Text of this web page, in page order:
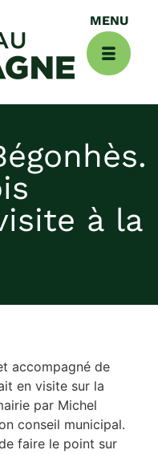
à la
accompagné de
en visite sur la
par Michel
conseil municipal.
faire le point sur